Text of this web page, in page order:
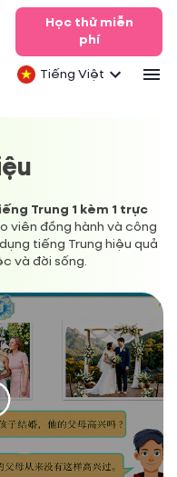
Học thử miễn
phí
Tiếng Việt
Trung 1 kèm 1 trực
viên đồng hành và công
tiếng Trung hiệu quả
và đời sống.